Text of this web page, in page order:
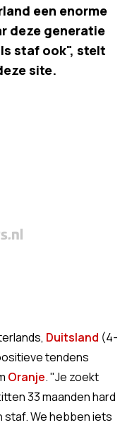
een enorme
deze generatie
staf ook", stelt
site.
Duitsland (4-
tendens
Oranje. "Je zoekt
33 maanden hard
staf. We hebben iets